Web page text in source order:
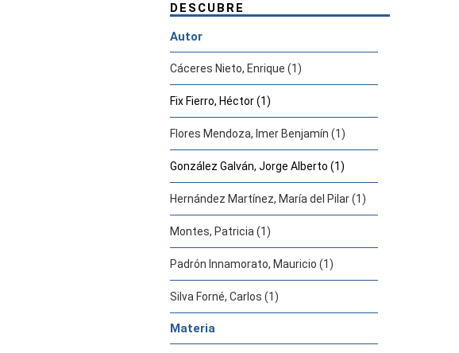
DESCUBRE
Autor
Cáceres Nieto, Enrique (1)
Fix Fierro, Héctor (1)
Flores Mendoza, Imer Benjamín (1)
González Galván, Jorge Alberto (1)
Hernández Martínez, María del Pilar (1)
Montes, Patricia (1)
Padrón Innamorato, Mauricio (1)
Silva Forné, Carlos (1)
Materia